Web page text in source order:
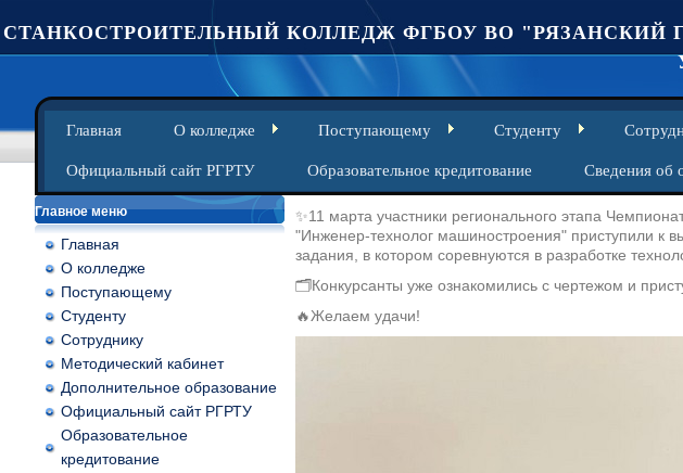
СТАНКОСТРОИТЕЛЬНЫЙ КОЛЛЕДЖ ФГБОУ ВО "РЯЗАНСКИЙ
Главная О колледже Поступающему Студенту
Официальный сайт РГРТУ Образовательное кредитование Сведения об
Главное меню
Главная
О колледже
Поступающему
Студенту
Сотруднику
Методический кабинет
Дополнительное образование
Официальный сайт РГРТУ
Образовательное
кредитование
✨11 марта участники регионального этапа
"Инженер-технолог машиностроения" приступили к
задания, в котором соревнуются в разработке
🗂Конкурсанты уже ознакомились с чертежом и
🔥Желаем удачи!